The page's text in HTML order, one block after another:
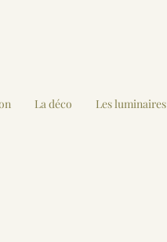
La déco Les luminaires